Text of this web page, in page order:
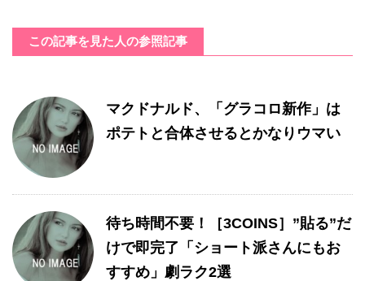
この記事を見た人の参照記事
マクドナルド、「グラコロ新作」は
ポテトと合体させるとかなりウマい
待ち時間不要！［3COINS］”貼る”だ
けで即完了「ショート派さんにもお
すすめ」劇ラク2選